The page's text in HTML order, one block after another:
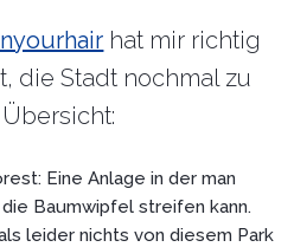
hat mir richtig
die Stadt nochmal zu
Eine Anlage in der man
Baumwipfel streifen kann.
leider nichts von diesem Park